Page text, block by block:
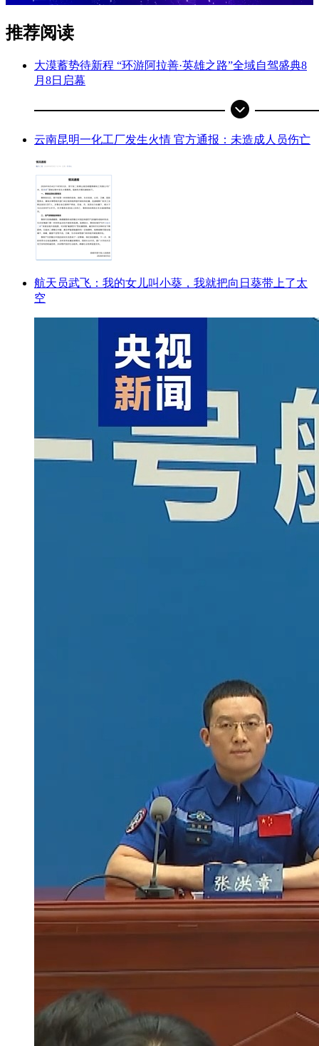
推荐阅读
大漠蓄势待新程 “环游阿拉善·英雄之路”全域自驾盛典8
月8日启幕
云南昆明一化工厂发生火情 官方通报：未造成人员伤亡
航天员武飞：我的女儿叫小葵，我就把向日葵带上了太
空